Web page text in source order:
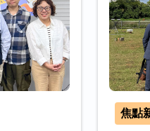
焦點